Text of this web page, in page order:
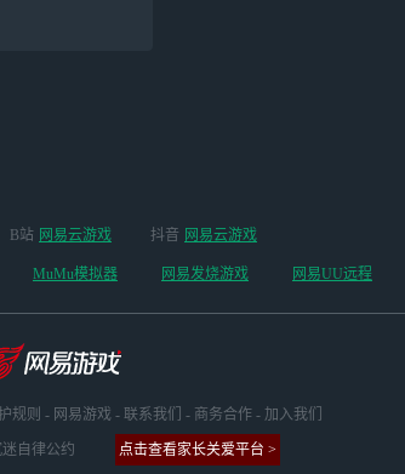
绝区零-周年庆（手
游排队可先前往端
游游玩）
B站 网易云游戏 抖音 网易云游戏
MuMu模拟器 网易发烧游戏 网易UU远程
规则 - 网易游戏 - 联系我们 - 商务合作 - 加入我们
自律公约 点击查看家长关爱平台 >